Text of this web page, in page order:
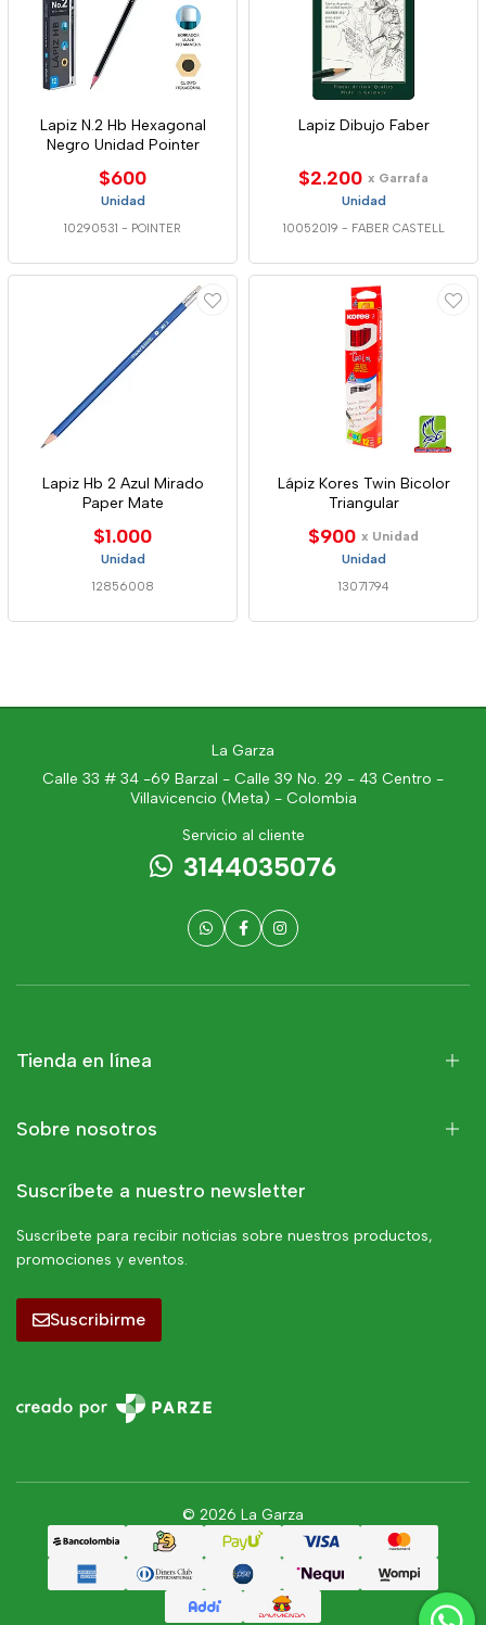
Lapiz N.2 Hb Hexagonal
Negro Unidad Pointer
$600
Unidad
10290531 - POINTER
Lapiz Dibujo Faber
$2.200 x Garrafa
Unidad
10052019 - FABER CASTELL
Lapiz Hb 2 Azul Mirado
Paper Mate
$1.000
Unidad
12856008
Lápiz Kores Twin Bicolor
Triangular
$900 x Unidad
Unidad
13071794
La Garza
Calle 33 # 34 -69 Barzal - Calle 39 No. 29 - 43 Centro -
Villavicencio (Meta) - Colombia
Servicio al cliente
3144035076
Tienda en línea
Sobre nosotros
Suscríbete a nuestro newsletter
Suscríbete para recibir noticias sobre nuestros productos,
promociones y eventos.
Suscribirme
© 2026 La Garza